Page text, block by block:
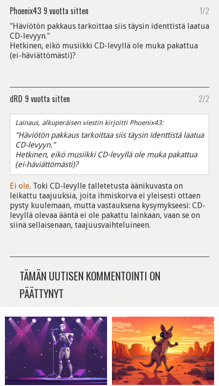
Phoenix43 9 vuotta sitten 1/2
"Häviötön pakkaus tarkoittaa siis täysin identtistä laatua
CD-levyyn."
Hetkinen, eikö musiikki CD-levyllä ole muka pakattua
(ei-häviättömästi)?
dRD 9 vuotta sitten 2/2
Lainaus, alkuperäisen viestin kirjoitti Phoenix43:
"Häviötön pakkaus tarkoittaa siis täysin identtistä laatua
CD-levyyn."
Hetkinen, eikö musiikki CD-levyllä ole muka pakattua
(ei-häviättömästi)?
Ei ole. Toki CD-levylle talletetusta äänikuvasta on
leikattu taajuuksia, joita ihmiskorva ei yleisesti ottaen
pysty kuulemaan, mutta vastauksena kysymykseesi: CD-
levyllä olevaa ääntä ei ole pakattu lainkaan, vaan se on
siinä sellaisenaan, taajuusvaihteluineen.
TÄMÄN UUTISEN KOMMENTOINTI ON
PÄÄTTYNYT